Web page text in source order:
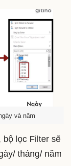
và năm
lọc Filter sẽ
tháng/ năm